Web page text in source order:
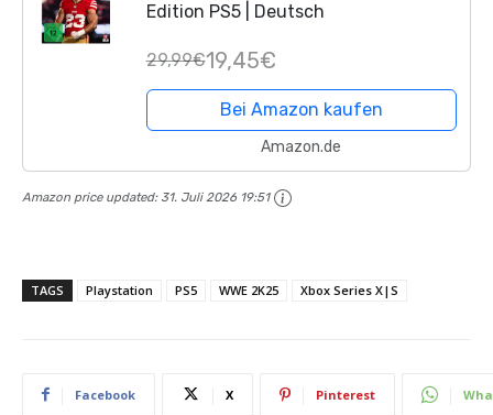
Edition PS5 | Deutsch
29,99€19,45€
Bei Amazon kaufen
Amazon.de
Amazon price updated: 31. Juli 2026 19:51
TAGS Playstation PS5 WWE 2K25 Xbox Series X|S
Facebook X Pinterest